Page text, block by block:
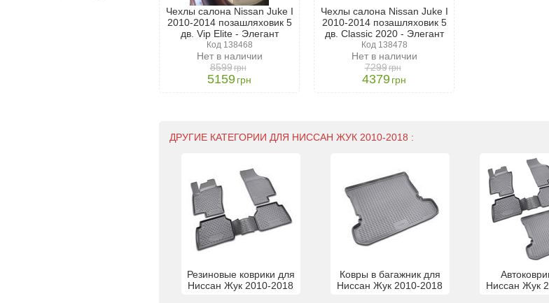
Чехлы салона Nissan Juke І
2010-2014 позашляховик 5
дв. Vip Elite - Элегант
Код 138468
Нет в наличии
8599грн
5159грн
Чехлы салона Nissan Juke I
2010-2014 позашляховик 5
дв. Classic 2020 - Элегант
Код 138478
Нет в наличии
7299грн
4379грн
ДРУГИЕ КАТЕГОРИИ ДЛЯ НИССАН ЖУК 2010-2018 :
Резиновые коврики для
Ниссан Жук 2010-2018
Ковры в багажник для
Ниссан Жук 2010-2018
Ниссан Жук